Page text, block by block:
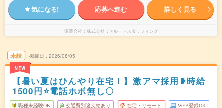
気になる! 応募へ進む 詳しく見る
派遣会社 株式会社リクルートスタッフィング
未読
NEW
掲載日 2026/08/05
【暑い夏はひんやり在宅！】激アマ採用❥時給
1500円⭐電話ホボ無し〇
職種未経験OK 交通費別途支給あり 在宅・リモート WEB登録OK